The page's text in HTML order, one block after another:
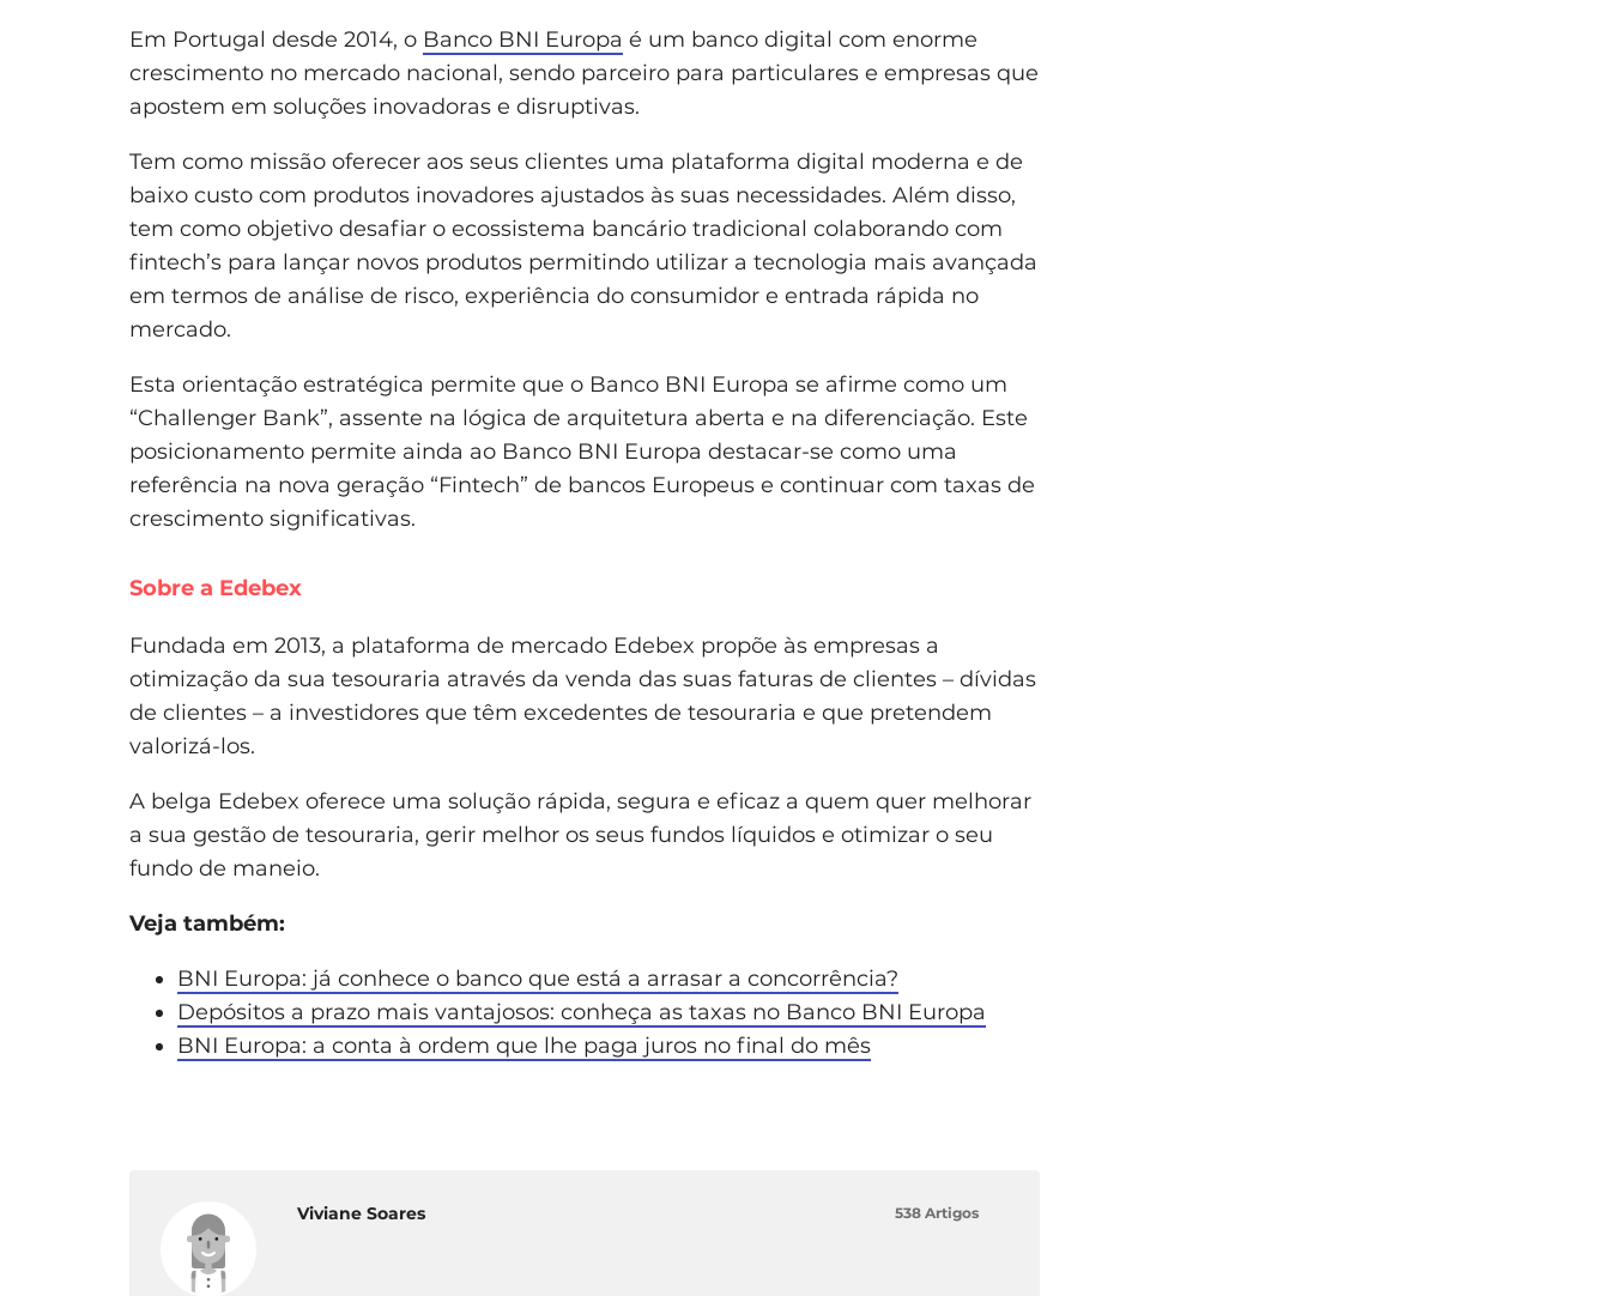
Em Portugal desde 2014, o Banco BNI Europa é um banco digital com enorme
crescimento no mercado nacional, sendo parceiro para particulares e empresas que
apostem em soluções inovadoras e disruptivas.
Tem como missão oferecer aos seus clientes uma plataforma digital moderna e de
baixo custo com produtos inovadores ajustados às suas necessidades. Além disso,
tem como objetivo desafiar o ecossistema bancário tradicional colaborando com
fintech’s para lançar novos produtos permitindo utilizar a tecnologia mais avançada
em termos de análise de risco, experiência do consumidor e entrada rápida no
mercado.
Esta orientação estratégica permite que o Banco BNI Europa se afirme como um
“Challenger Bank”, assente na lógica de arquitetura aberta e na diferenciação. Este
posicionamento permite ainda ao Banco BNI Europa destacar-se como uma
referência na nova geração “Fintech” de bancos Europeus e continuar com taxas de
crescimento significativas.
Sobre a Edebex
Fundada em 2013, a plataforma de mercado Edebex propõe às empresas a
otimização da sua tesouraria através da venda das suas faturas de clientes – dívidas
de clientes – a investidores que têm excedentes de tesouraria e que pretendem
valorizá-los.
A belga Edebex oferece uma solução rápida, segura e eficaz a quem quer melhorar
a sua gestão de tesouraria, gerir melhor os seus fundos líquidos e otimizar o seu
fundo de maneio.
Veja também:
BNI Europa: já conhece o banco que está a arrasar a concorrência?
Depósitos a prazo mais vantajosos: conheça as taxas no Banco BNI Europa
BNI Europa: a conta à ordem que lhe paga juros no final do mês
Viviane Soares 538 Artigos